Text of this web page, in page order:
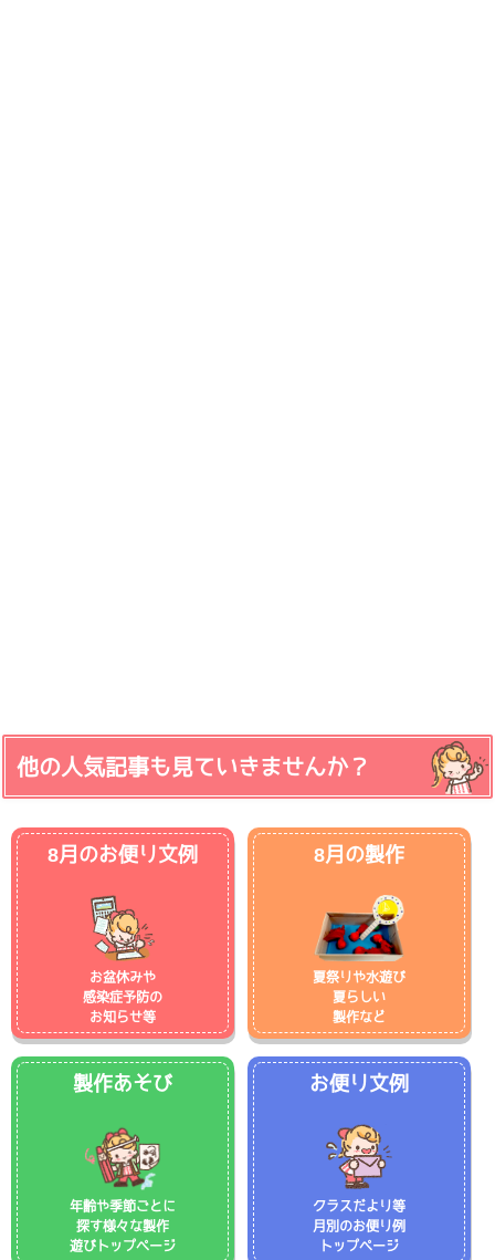
他の人気記事も見ていきませんか？
8月のお便り文例
お盆休みや
感染症予防の
お知らせ等
8月の製作
夏祭りや水遊び
夏らしい
製作など
製作あそび
年齢や季節ごとに
探す様々な製作
遊びトップページ
お便り文例
クラスだより等
月別のお便り例
トップページ